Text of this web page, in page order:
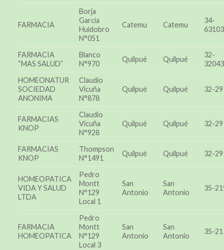
FARMACIA
Borja
García
Huidobro
N°051
Catemu Catemu
34-
FARMACIA
“MAS SALUD”
Blanco
N°970
Quilpué Quilpué
32-
HOMEONATUR
SOCIEDAD
ANONIMA
Claudio
Vicuña
N°878
Quilpué Quilpué 32-
FARMACIAS
KNOP
Claudio
Vicuña
N°928
Quilpué Quilpué 32-
FARMACIAS
KNOP
Thompson
N°1491
Quilpué Quilpué 32-
HOMEOPATICA
VIDA Y SALUD
LTDA
Pedro
Montt
N°129
Local 1
San
Antonio
San
Antonio
35-
FARMACIA
HOMEOPATICA
Pedro
Montt
N°129
Local 3
San
Antonio
San
Antonio
35-